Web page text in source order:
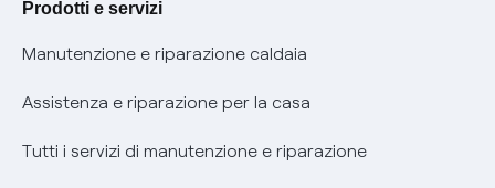
Informativa RAEE
Prodotti e servizi
Manutenzione e riparazione caldaia
Assistenza e riparazione per la casa
Tutti i servizi di manutenzione e riparazione